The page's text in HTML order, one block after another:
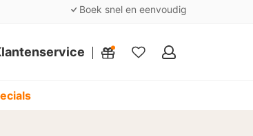
Boek snel en eenvoudig
Mijn